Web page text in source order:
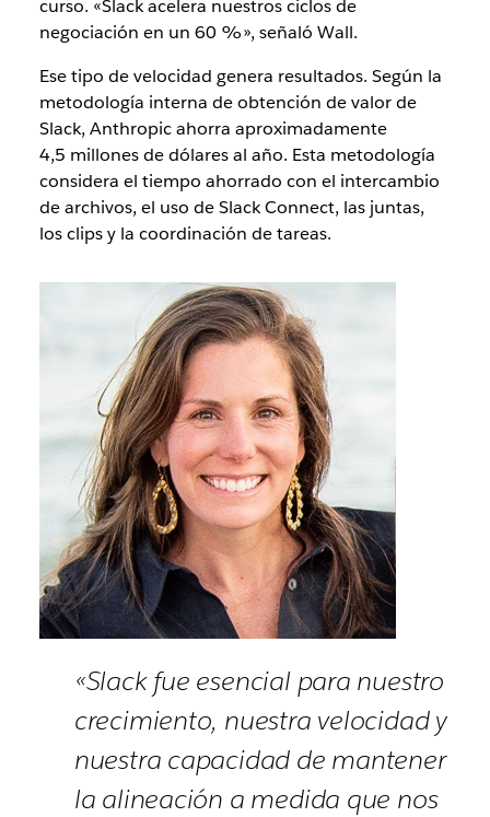
curso. «Slack acelera nuestros ciclos de
negociación en un 60 %», señaló Wall.
Ese tipo de velocidad genera resultados. Según la
metodología interna de obtención de valor de
Slack, Anthropic ahorra aproximadamente
4,5 millones de dólares al año. Esta metodología
considera el tiempo ahorrado con el intercambio
de archivos, el uso de Slack Connect, las juntas,
los clips y la coordinación de tareas.
«Slack fue esencial para nuestro
crecimiento, nuestra velocidad y
nuestra capacidad de mantener
la alineación a medida que nos